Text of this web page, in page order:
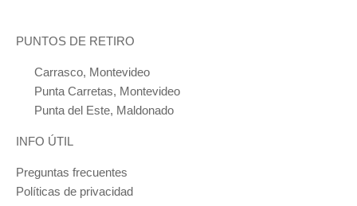
INFO ÚTIL
Preguntas frecuentes
Políticas de privacidad
PUNTOS DE RETIRO
Carrasco, Montevideo
Punta Carretas, Montevideo
Punta del Este, Maldonado